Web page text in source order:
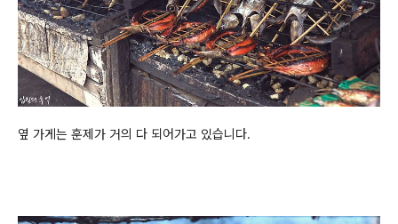
옆 가게는 훈제가 거의 다 되어가고 있습니다.